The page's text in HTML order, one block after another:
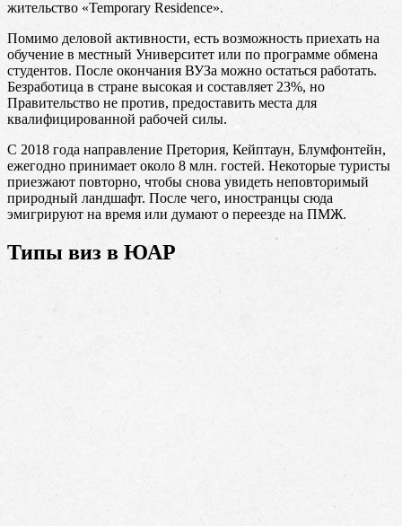
жительство «Temporary Residence».
Помимо деловой активности, есть возможность приехать на
обучение в местный Университет или по программе обмена
студентов. После окончания ВУЗа можно остаться работать.
Безработица в стране высокая и составляет 23%, но
Правительство не против, предоставить места для
квалифицированной рабочей силы.
С 2018 года направление Претория, Кейптаун, Блумфонтейн,
ежегодно принимает около 8 млн. гостей. Некоторые туристы
приезжают повторно, чтобы снова увидеть неповторимый
природный ландшафт. После чего, иностранцы сюда
эмигрируют на время или думают о переезде на ПМЖ.
Типы виз в ЮАР